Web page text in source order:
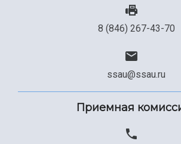
Сведения об
Официальные документы
8 (846) 267-43-70
ssau@ssau.ru
Приемная